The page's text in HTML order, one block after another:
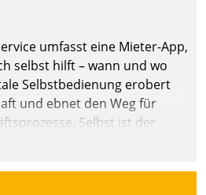
umfasst eine Mieter-App,
selbst hilft – wann und wo
Selbstbedienung erobert
und ebnet den Weg für
Selbst ist der